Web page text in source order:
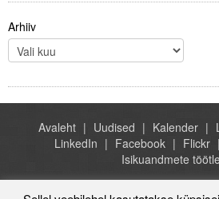
Arhiiv
Avaleht Uudised Kalender
LinkedIn
Facebook Flickr
Isikuandmete